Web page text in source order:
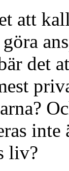
att
det
liv?